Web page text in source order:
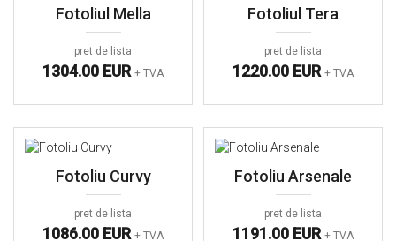
Fotoliul Mella
pret de lista
1304.00 EUR + TVA
Fotoliul Tera
pret de lista
1220.00 EUR + TVA
Fotoliu Curvy
pret de lista
1086.00 EUR + TVA
Fotoliu Arsenale
pret de lista
1191.00 EUR + TVA